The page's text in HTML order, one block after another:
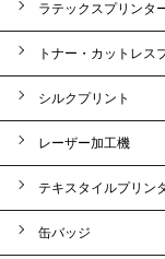
ラテックスプリンタ
トナー・カットレス
シルクプリント
レーザー加工機
テキスタイルプリン
缶バッジ